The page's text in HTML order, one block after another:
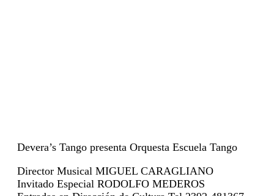
Devera’s Tango presenta Orquesta Escuela Tango
Director Musical MIGUEL CARAGLIANO
Invitado Especial RODOLFO MEDEROS